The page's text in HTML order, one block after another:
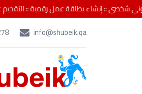
::إنشاء بطاقة عمل رقمية::التقديم على
info@shubeik.qa